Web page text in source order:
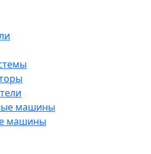
машины
машины